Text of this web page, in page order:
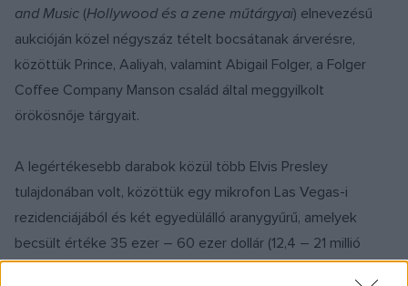
and Music (Hollywood és a zene műtárgyai) elnevezésű
aukcióján közel négyszáz tételt bocsátanak árverésre,
közöttük Prince, Aaliyah, valamint Abigail Folger, a Folger
Coffee Company Manson család által meggyilkolt
örökösnője tárgyait.
A legértékesebb darabok közül több Elvis Presley
tulajdonában volt, közöttük egy mikrofon Las Vegas-i
rezidenciájából és két egyedülálló aranygyűrű, amelyek
becsült értéke 35 ezer – 60 ezer dollár (12,4 – 21 millió